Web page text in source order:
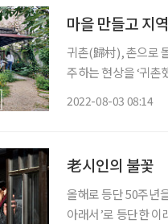
마을 만들고 지
귀촌(歸村), 촌으로
주하는 현상을 ‘귀촌
2022-08-03 08:14
老시인의 불꽃
올해로 등단 50주년
아래서’로 등단한